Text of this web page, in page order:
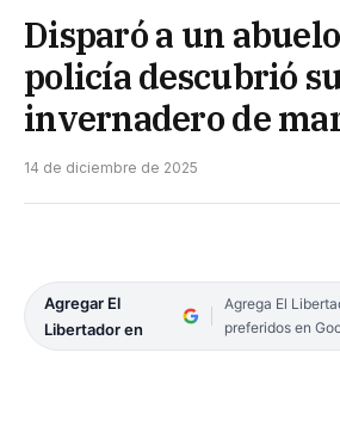
Disparó a un
policía descubrió
invernadero de
14 de diciembre de 2025
Agregar El
Libertador en
Agrega El
preferidos en